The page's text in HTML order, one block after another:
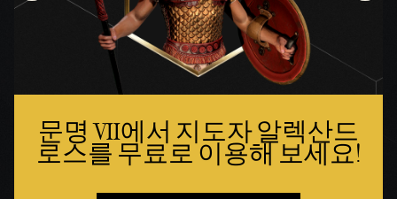
문명 VII에서 지도자 알렉산드
로스를 무료로 이용해 보세요!